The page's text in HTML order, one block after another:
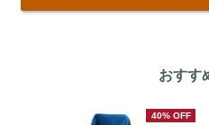
おすす
40% OFF